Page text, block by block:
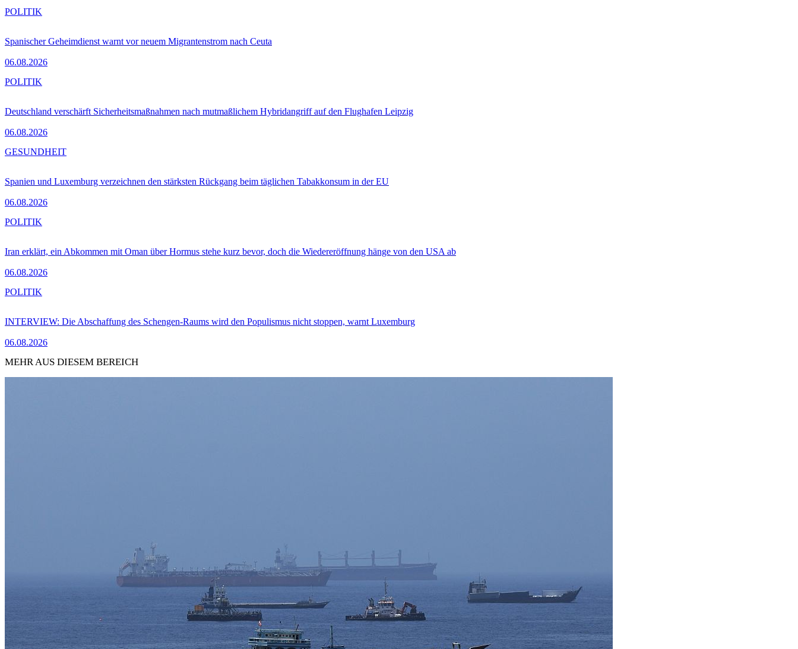
Spanischer Geheimdienst warnt vor neuem Migrantenstrom nach Ceuta
06.08.2026
POLITIK
Deutschland verschärft Sicherheitsmaßnahmen nach mutmaßlichem Hybridangriff auf den Flughafen Leipzig
06.08.2026
POLITIK
Spanien und Luxemburg verzeichnen den stärksten Rückgang beim täglichen Tabakkonsum in der EU
06.08.2026
GESUNDHEIT
Iran erklärt, ein Abkommen mit Oman über Hormus stehe kurz bevor, doch die Wiedereröffnung hänge von den USA ab
06.08.2026
POLITIK
INTERVIEW: Die Abschaffung des Schengen-Raums wird den Populismus nicht stoppen, warnt Luxemburg
06.08.2026
POLITIK
MEHR AUS DIESEM BEREICH